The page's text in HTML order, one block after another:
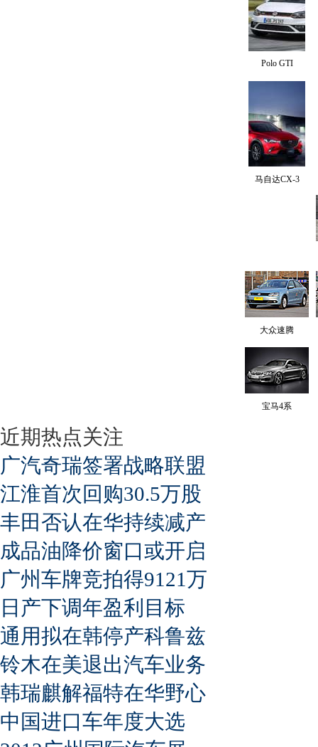
Polo GTI
马自达CX-3
大众速腾
宝马4系
近期热点关注
广汽奇瑞签署战略联盟
江淮首次回购30.5万股
丰田否认在华持续减产
成品油降价窗口或开启
广州车牌竞拍得9121万
日产下调年盈利目标
通用拟在韩停产科鲁兹
铃木在美退出汽车业务
韩瑞麒解福特在华野心
中国进口车年度大选